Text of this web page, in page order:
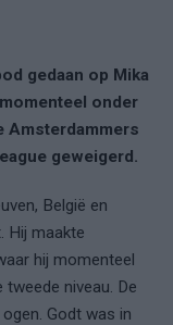
gedaan op Mika
onder
Amsterdammers
geweigerd.
België en
Hij maakte
hij momenteel
niveau. De
Godt was in